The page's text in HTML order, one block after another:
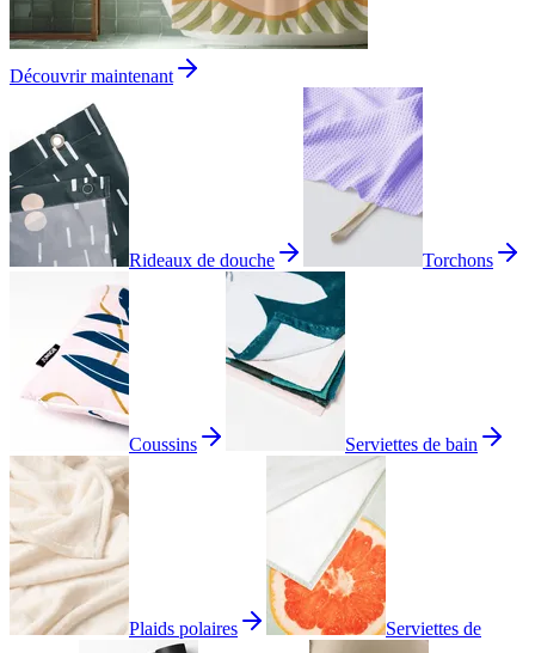
Découvrir maintenant
Rideaux de douche Torchons
Coussins Serviettes de bain
Plaids polaires Serviettes de